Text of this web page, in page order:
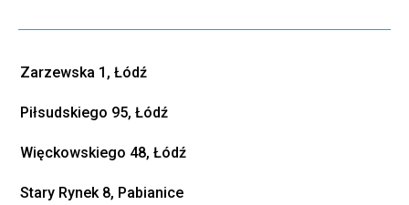
Zarzewska 1, Łódź
Piłsudskiego 95, Łódź
Więckowskiego 48, Łódź
Stary Rynek 8, Pabianice